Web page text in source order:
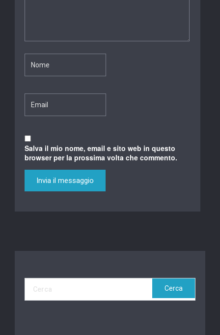
Salva il mio nome, email e sito web in questo
browser per la prossima volta che commento.